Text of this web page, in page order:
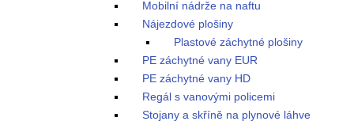
Mobilní nádrže na naftu
Nájezdové plošiny
Plastové záchytné plošiny
PE záchytné vany EUR
PE záchytné vany HD
Regál s vanovými policemi
Stojany a skříně na plynové láhve